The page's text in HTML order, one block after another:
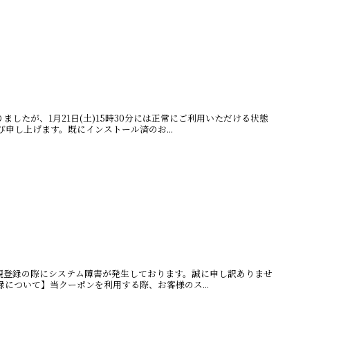
したが、1月21日(土)15時30分には正常にご利用いただける状態
し上げます。既にインストール済のお...
録の際にシステム障害が発生しております。誠に申し訳ありませ
ついて】当クーポンを利用する際、お客様のス...